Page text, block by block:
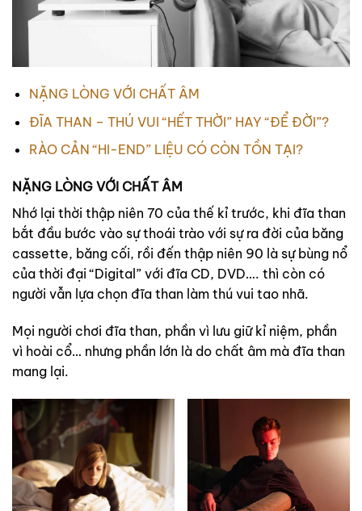
NẶNG LÒNG VỚI CHẤT ÂM
ĐĨA THAN – THÚ VUI “HẾT THỜI” HAY “ĐỂ ĐỜI”?
RÀO CẢN “HI-END” LIỆU CÓ CÒN TỒN TẠI?
NẶNG LÒNG VỚI CHẤT ÂM
Nhớ lại thời thập niên 70 của thế kỉ trước, khi đĩa than
bắt đầu bước vào sự thoái trào với sự ra đời của băng
cassette, băng cối, rồi đến thập niên 90 là sự bùng nổ
của thời đại “Digital” với đĩa CD, DVD…. thì còn có
người vẫn lựa chọn đĩa than làm thú vui tao nhã.
Mọi người chơi đĩa than, phần vì lưu giữ kỉ niệm, phần
vì hoài cổ… nhưng phần lớn là do chất âm mà đĩa than
mang lại.